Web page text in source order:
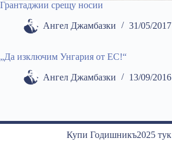
Грантаджии срещу носии
Ангел Джамбазки 31/05/2017
„Да изключим Унгария от ЕС!“
Ангел Джамбазки 13/09/2016
Купи Годишникъ2025 тук